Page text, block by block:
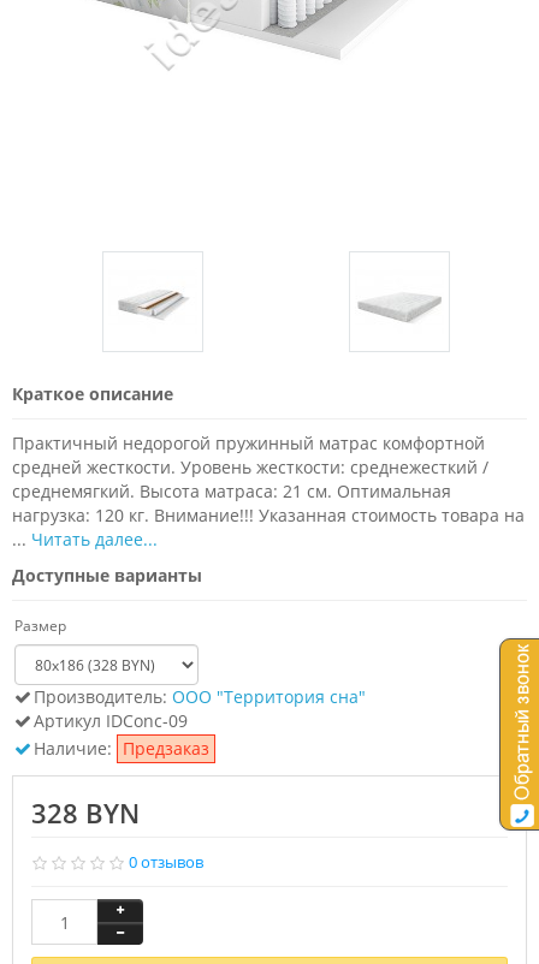
Краткое описание
Практичный недорогой пружинный матрас комфортной
средней жесткости. Уровень жесткости: среднежесткий /
среднемягкий. Высота матраса: 21 см. Оптимальная
нагрузка: 120 кг. Внимание!!! Указанная стоимость товара на
... Читать далее...
Доступные варианты
Размер
Производитель: ООО "Территория сна"
Артикул IDСonc-09
Наличие: Предзаказ
328 BYN
0 отзывов